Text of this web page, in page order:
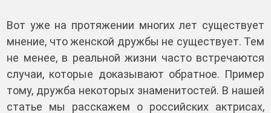
Вот уже на протяжении многих лет существует
мнение, что женской дружбы не существует. Тем
не менее, в реальной жизни часто встречаются
случаи, которые доказывают обратное. Пример
тому, дружба некоторых знаменитостей. В нашей
статье мы расскажем о российских актрисах,